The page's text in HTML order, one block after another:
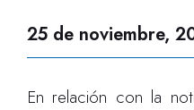
25 de noviembre,
En relación con la